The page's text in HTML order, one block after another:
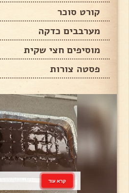
קורט סוכר
מערבבים כדקה
מוסיפים חצי שקית
פסטה צורות
קרא עוד